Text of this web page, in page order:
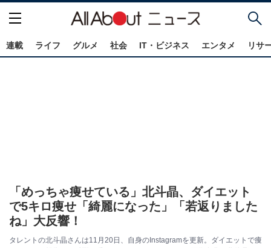
連載 ライフ グルメ 社会 IT・ビジネス エンタメ リサ
「めっちゃ痩せている」北斗晶、ダイエット
で5キロ痩せ「綺麗になった」「若返りました
ね」大反響！
タレントの北斗晶さんは11月20日、自身のInstagramを更新。ダイエットで痩